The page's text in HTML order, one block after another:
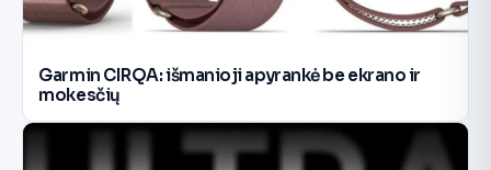
Garmin CIRQA: išmanioji apyrankė be ekrano ir
mokesčių